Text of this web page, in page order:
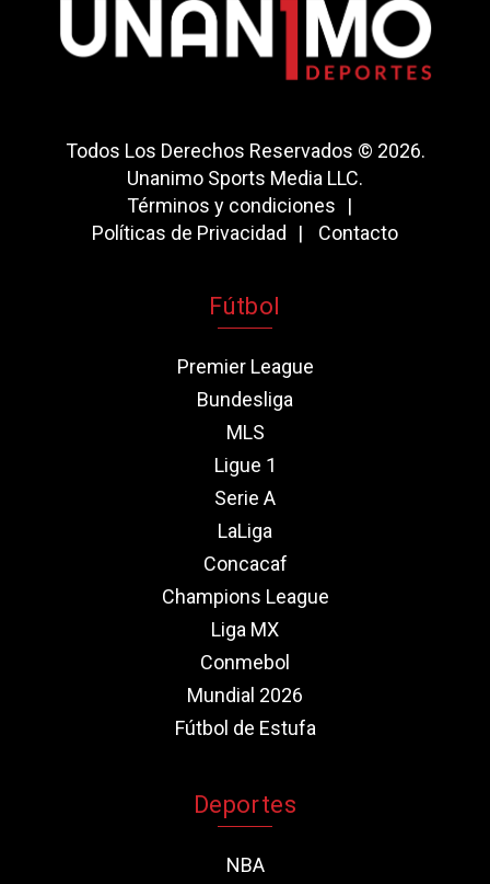
Todos Los Derechos Reservados © 2026.
Unanimo Sports Media LLC.
Términos y condiciones
Políticas de Privacidad
Contacto
Fútbol
Premier League
Bundesliga
MLS
Ligue 1
Serie A
LaLiga
Concacaf
Champions League
Liga MX
Conmebol
Mundial 2026
Fútbol de Estufa
Deportes
NBA